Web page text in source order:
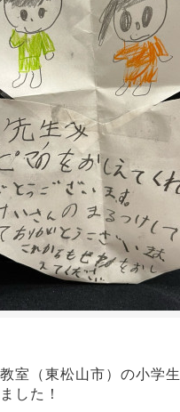
室（東松山市）の小学
した！